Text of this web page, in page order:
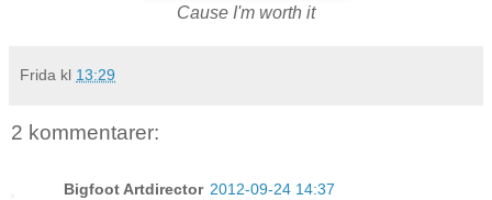
Cause I'm worth it
Frida kl 13:29
2 kommentarer:
Bigfoot Artdirector 2012-09-24 14:37